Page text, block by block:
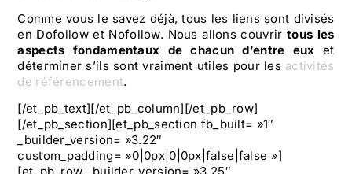
Comme vous le savez déjà, tous les liens sont divisés
en Dofollow et Nofollow. Nous allons couvrirtous les
aspects fondamentaux de chacun d’entre eux et
déterminer s’ils sont vraiment utiles pour les activités
de référencement.
[/et_pb_text][/et_pb_column][/et_pb_row]
[/et_pb_section][et_pb_section fb_built= »1″
_builder_version= »3.22″
custom_padding= »0|0px|0|0px|false|false »]